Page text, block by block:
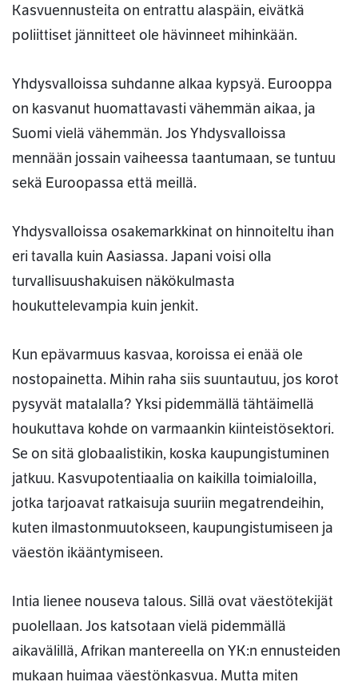
Kasvuennusteita on entrattu alaspäin, eivätkä
poliittiset jännitteet ole hävinneet mihinkään.
Yhdysvalloissa suhdanne alkaa kypsyä. Eurooppa
on kasvanut huomattavasti vähemmän aikaa, ja
Suomi vielä vähemmän. Jos Yhdysvalloissa
mennään jossain vaiheessa taantumaan, se tuntuu
sekä Euroopassa että meillä.
Yhdysvalloissa osakemarkkinat on hinnoiteltu ihan
eri tavalla kuin Aasiassa. Japani voisi olla
turvallisuushakuisen näkökulmasta
houkuttelevampia kuin jenkit.
Kun epävarmuus kasvaa, koroissa ei enää ole
nostopainetta. Mihin raha siis suuntautuu, jos korot
pysyvät matalalla? Yksi pidemmällä tähtäimellä
houkuttava kohde on varmaankin kiinteistösektori.
Se on sitä globaalistikin, koska kaupungistuminen
jatkuu. Kasvupotentiaalia on kaikilla toimialoilla,
jotka tarjoavat ratkaisuja suuriin megatrendeihin,
kuten ilmastonmuutokseen, kaupungistumiseen ja
väestön ikääntymiseen.
Intia lienee nouseva talous. Sillä ovat väestötekijät
puolellaan. Jos katsotaan vielä pidemmällä
aikavälillä, Afrikan mantereella on YK:n ennusteiden
mukaan huimaa väestönkasvua. Mutta miten